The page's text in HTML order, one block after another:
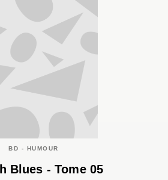
BD - HUMOUR
Blues - Tome 05